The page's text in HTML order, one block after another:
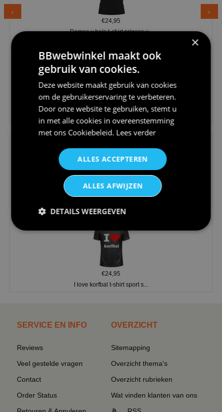
€24,95
Dames v hals t-shirt prinses v...
€24,95
Koningsdag shirt heren v-hals ...
€24,95
€24,95
I love korfbal t-shirt sport s...
SERVICE EN INFO
Reviews
Veel gestelde vragen
Contact
Order Status
OVERZICHT
Sitemapping
Overzicht thema's
Overzicht rubrieken
Wat vinden klanten van ons
×
BBwebwinkel maakt ook
gebruik van cookies.
Deze website maakt gebruik van cookies
om de gebruikerservaring te verbeteren.
Door onze website te gebruiken, stemt u
in met alle cookies in overeenstemming
met ons Cookiebeleid. Lees verder
ALLES ACCEPTEREN
ALLES AFWIJZEN
DETAILS WEERGEVEN